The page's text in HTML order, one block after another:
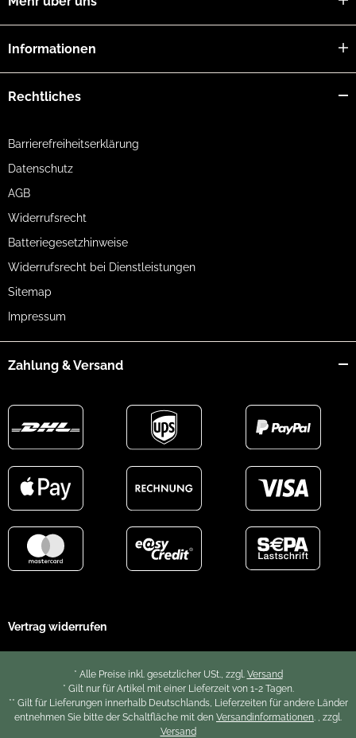
Informationen
Rechtliches
Barrierefreiheitserklärung
Datenschutz
AGB
Widerrufsrecht
Batteriegesetzhinweise
Widerrufsrecht bei Dienstleistungen
Sitemap
Impressum
Zahlung & Versand
Vertrag widerrufen
* Alle Preise inkl. gesetzlicher USt., zzgl. Versand
* Gilt nur für Artikel mit einer Lieferzeit von 1-2 Tagen.
** Gilt für Lieferungen innerhalb Deutschlands, Lieferzeiten für andere Länder
entnehmen Sie bitte der Schaltfläche mit den Versandinformationen . , zzgl.
Versand